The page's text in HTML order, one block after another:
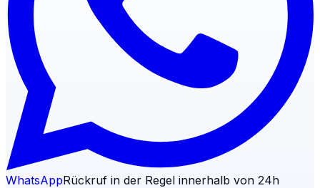
WhatsAppRückruf in der Regel innerhalb von 24h